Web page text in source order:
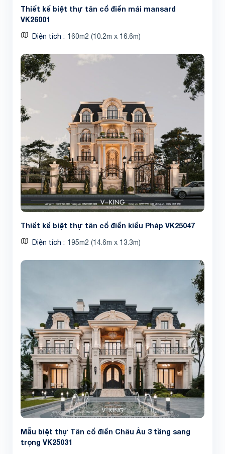
Thiết kế biệt thự tân cổ điển mái mansard
VK26001
Diện tích 160m2 (10.2m x 16.6m)
Thiết kế biệt thự tân cổ điển kiểu Pháp VK25047
Diện tích 195m2 (14.6m x 13.3m)
Mẫu biệt thự Tân cổ điển Châu Âu 3 tầng sang
trọng VK25031